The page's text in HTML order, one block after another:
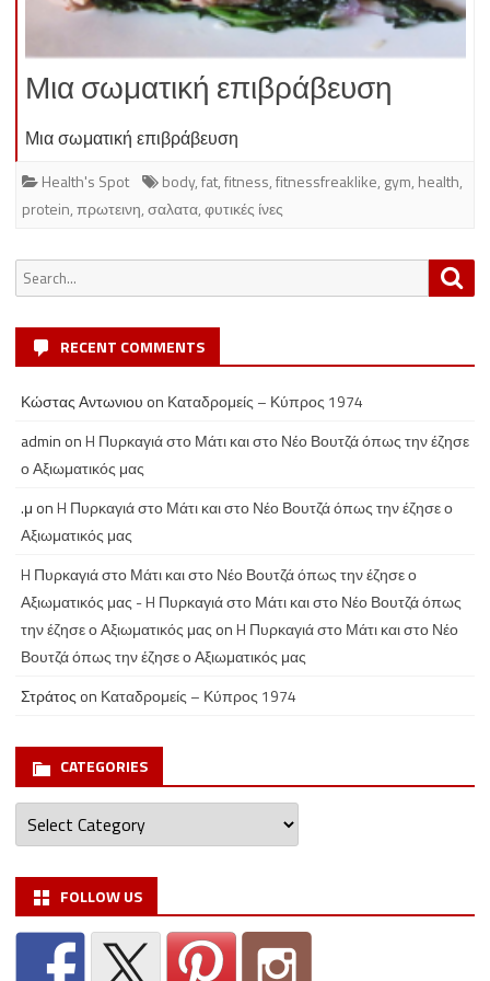
Μια σωματική επιβράβευση
Μια σωματική επιβράβευση
Health's Spot body,fat,fitness,fitnessfreaklike, gym, health,
protein,πρωτεινη,σαλατα,φυτικές ίνες
Search
for:
RECENT COMMENTS
Κώστας Αντωνιου on Καταδρομείς – Κύπρος 1974
admin onH Πυρκαγιά στο Μάτι και στο Νέο Βουτζά όπως την έζησε
ο Αξιωματικός μας
.μ onH Πυρκαγιά στο Μάτι και στο Νέο Βουτζά όπως την έζησε ο
Αξιωματικός μας
H Πυρκαγιά στο Μάτι και στο Νέο Βουτζά όπως την έζησε ο
Αξιωματικός μας - H Πυρκαγιά στο Μάτι και στο Νέο Βουτζά όπως
την έζησε ο Αξιωματικός μαςonH Πυρκαγιά στο Μάτι και στο Νέο
Βουτζά όπως την έζησε ο Αξιωματικός μας
Στράτοςon Καταδρομείς – Κύπρος 1974
CATEGORIES
Categories
FOLLOW US